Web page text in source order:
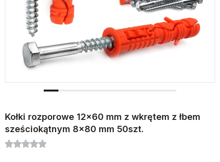
Kołki rozporowe 12x60 mm z wkrętem z łbem
sześciokątnym 8x80 mm 50szt.